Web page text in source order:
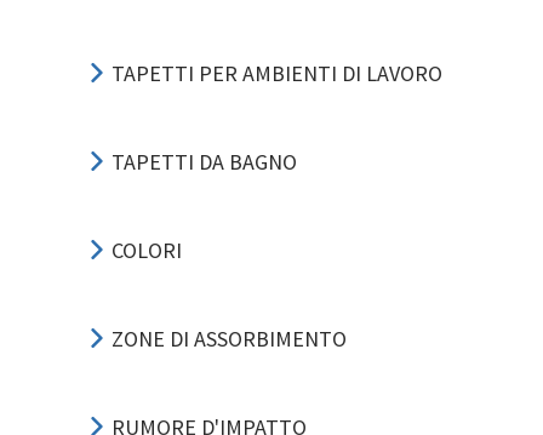
TAPETTI PER AMBIENTI DI LAVORO
TAPETTI DA BAGNO
COLORI
ZONE DI ASSORBIMENTO
RUMORE D'IMPATTO